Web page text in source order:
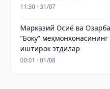
11:30 · 31/07
Марказий Осиё ва
“Боку”
иштирок этдилар
00:01 · 01/08